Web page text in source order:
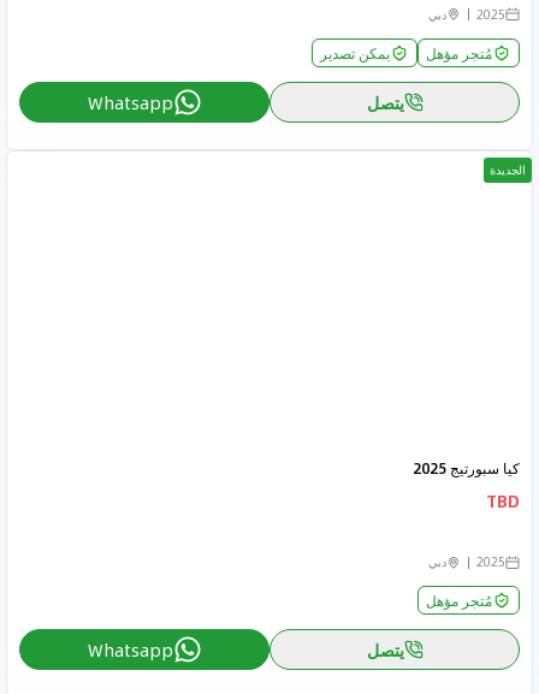
2025 دبي
مُتجر مؤهل يمكن تصدير
يتصل Whatsapp
الجديدة
كيا سبورتيج 2025
TBD
2025 دبي
مُتجر مؤهل
يتصل Whatsapp